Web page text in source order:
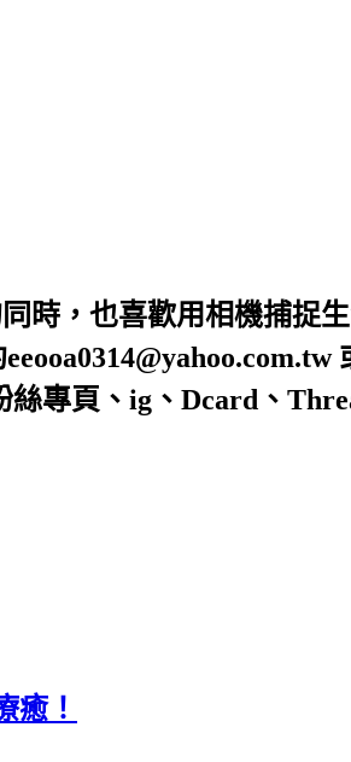
時，也喜歡用相機捕捉
絲專頁、ig、Dcard、
癒！